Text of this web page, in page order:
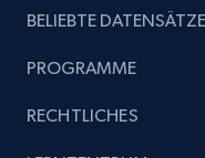
BELIEBTE DATENSÄTZE
PROGRAMME
RECHTLICHES